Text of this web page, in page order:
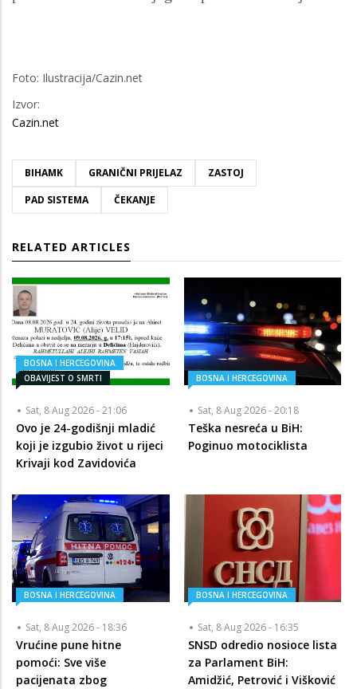
Foto: Ilustracija/Cazin.net
Izvor:
Cazin.net
BIHAMK GRANIČNI PRIJELAZ
ZASTOJ
PAD SISTEMA
ČEKANJE
RELATED ARTICLES
BOSNA I HERCEGOVINA
OBAVIJEST O SMRTI
Sat, 8 Aug 2026 - 21:06
Ovo je 24-godišnji mladić
koji je izgubio život u rijeci
Krivaji kod Zavidovića
BOSNA I HERCEGOVINA
Sat, 8 Aug 2026 - 20:18
Teška nesreća u BiH:
Poginuo motociklista
BOSNA I HERCEGOVINA
Sat, 8 Aug 2026 - 18:36
Vrućine pune hitne
pomoći: Sve više
pacijenata zbog
BOSNA I HERCEGOVINA
Sat, 8 Aug 2026 - 16:35
SNSD odredio nosioce lista
za Parlament BiH:
Amidžić, Petrović i Višković